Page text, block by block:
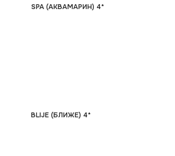
SPA (АКВАМАРИН) 4*
BLIJE (БЛИЖЕ) 4*